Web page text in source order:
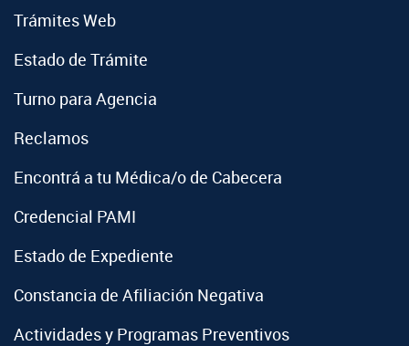
Trámites Web
Estado de Trámite
Turno para Agencia
Reclamos
Encontrá a tu Médica/o de Cabecera
Credencial PAMI
Estado de Expediente
Constancia de Afiliación Negativa
Actividades y Programas Preventivos